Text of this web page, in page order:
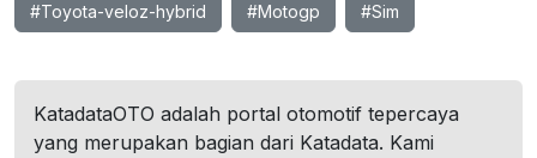
#Toyota-veloz-hybrid #Motogp #Sim
KatadataOTO adalah portal otomotif tepercaya
yang merupakan bagian dari Katadata. Kami